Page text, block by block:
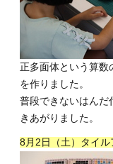
正多面体という算数
を作りました。
普段できないはんだ
きあがりました。
8月2日（土）タイル